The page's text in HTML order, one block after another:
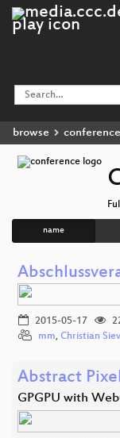
browse
name
2015-05-17
mm, Christian
Abstract
GPGPU with